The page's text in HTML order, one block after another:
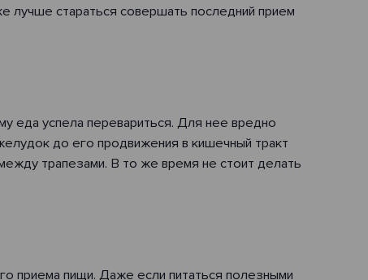
лучше стараться совершать последний прием
еда успела перевариться. Для нее вредно
до его продвижения в кишечный тракт
трапезами. В то же время не стоит делать
приема пищи. Даже если питаться полезными